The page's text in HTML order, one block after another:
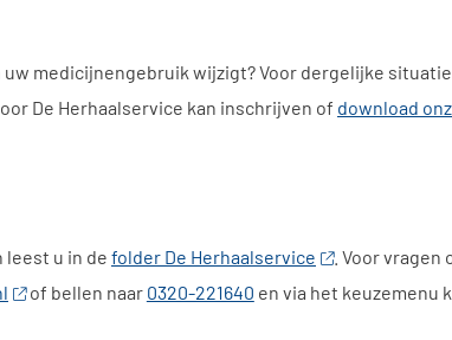
medicijnengebruik wijzigt? Voor dergelijke
De Herhaalservice kan inschrijven of download
leest u in de folder De Herhaalservice
. Voor vragen
of bellen naar 0320-221640 en via het keuzemenu